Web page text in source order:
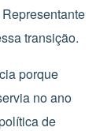
transição.
porque
no ano
de